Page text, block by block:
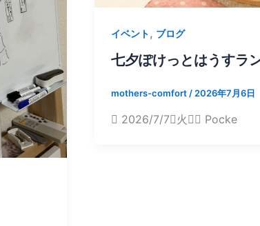
イベント, ブログ
七夕ぽけっとはうすラ
mothers-comfort / 2026年7月6日
 2026/7/7（火） Pocke